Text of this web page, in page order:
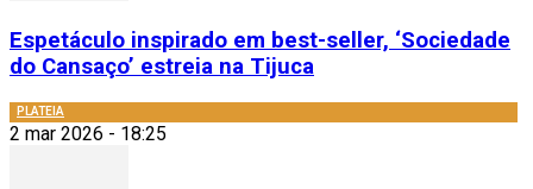
Espetáculo inspirado em best-seller, ‘Sociedade
do Cansaço’ estreia na Tijuca
PLATEIA
2 mar 2026 - 18:25